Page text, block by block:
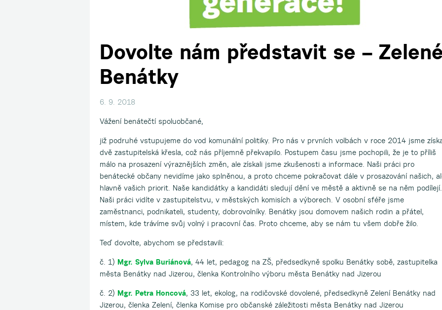
Dovolte nám představit se –
Benátky
6. 9. 2018
Vážení benátečtí spoluobčané,
již podruhé vstupujeme do vod komunální politiky. Pro nás v prvních volbách v roce 2014 jsme
dvě zastupitelská křesla, což nás příjemně překvapilo. Postupem času jsme pochopili, že je to příliš
málo na prosazení výraznějších změn, ale získali jsme zkušenosti a informace. Naši práci pro
benátecké občany nevidíme jako splněnou, a proto chceme pokračovat dále v prosazování našich,
hlavně vašich priorit. Naše kandidátky a kandidáti sledují dění ve městě a aktivně se na něm podílejí.
Naši práci vidíte v zastupitelstvu, v městských komisích a výborech. V osobní sféře jsme
zaměstnanci, podnikateli, studenty, dobrovolníky. Benátky jsou domovem našich rodin a přátel,
místem, kde trávíme svůj volný i pracovní čas. Proto chceme, aby se nám tu všem dobře žilo.
Teď dovolte, abychom se představili:
č. 1) Mgr. Sylva Buriánová, 44 let, pedagog na ZŠ, předsedkyně spolku Benátky sobě, zastupitelka
města Benátky nad Jizerou, členka Kontrolního výboru města Benátky nad Jizerou
č. 2) Mgr. Petra Honcová, 33 let, ekolog, na rodičovské dovolené, předsedkyně Zelení Benátky nad
Jizerou, členka Zelení, členka Komise pro občanské záležitosti města Benátky nad Jizerou